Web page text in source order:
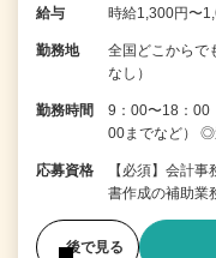
給与 時給1,300円〜
勤務地
全国どこからで
なし）
勤務時間
9：00〜18：00
00までなど） ◎
応募資格
【必須】会計
書作成の補助業
後で見る